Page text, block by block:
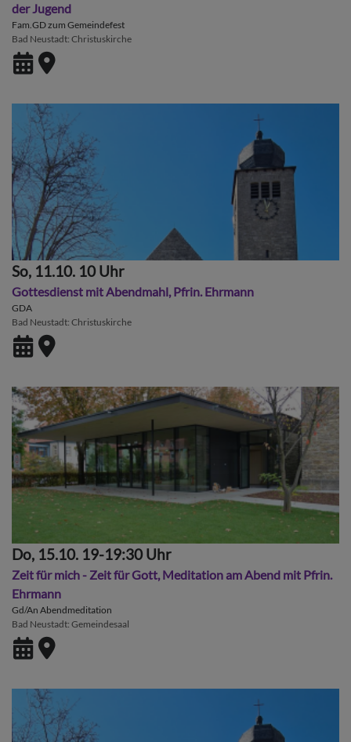
der Jugend
Fam.GD zum Gemeindefest
Bad Neustadt Christuskirche
So, 11.10. 10 Uhr
Gottesdienst mit Abendmahl, Pfrin. Ehrmann
GDA
Bad Neustadt Christuskirche
Do, 15.10. 19-19:30 Uhr
Zeit für mich - Zeit für Gott, Meditation am Abend mit Pfrin.
Ehrmann
Gd/An Abendmeditation
Bad Neustadt Gemeindesaal